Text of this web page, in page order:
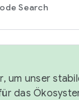
Search
um unser
das